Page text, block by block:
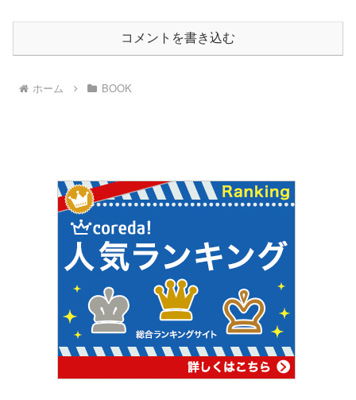
コメントを書き込む
ホーム BOOK